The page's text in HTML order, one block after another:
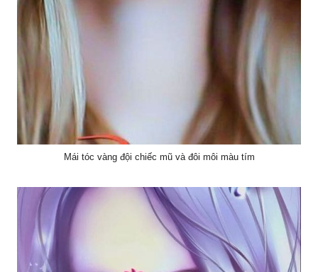
Mái tóc vàng đội chiếc mũ và đôi môi màu tím